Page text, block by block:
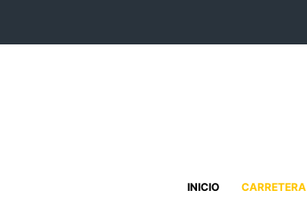
INICIO CARRETERA